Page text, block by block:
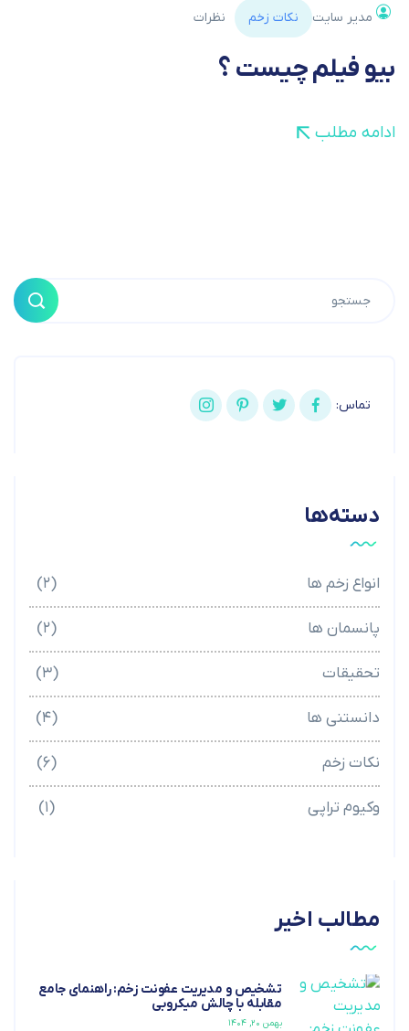
مدیر سایت نکات زخم نظرات
بیو فیلم چیست ؟
ادامه مطلب
تماس:
دسته‌ها
انواع زخم ها
پانسمان ها
تحقیقات
دانستنی ها
نکات زخم
وکیوم تراپی
مطالب اخیر
تشخیص و مدیریت عفونت زخم: راهنمای جامع
مقابله با چالش میکروبی
بهمن ۲۰, ۱۴۰۴